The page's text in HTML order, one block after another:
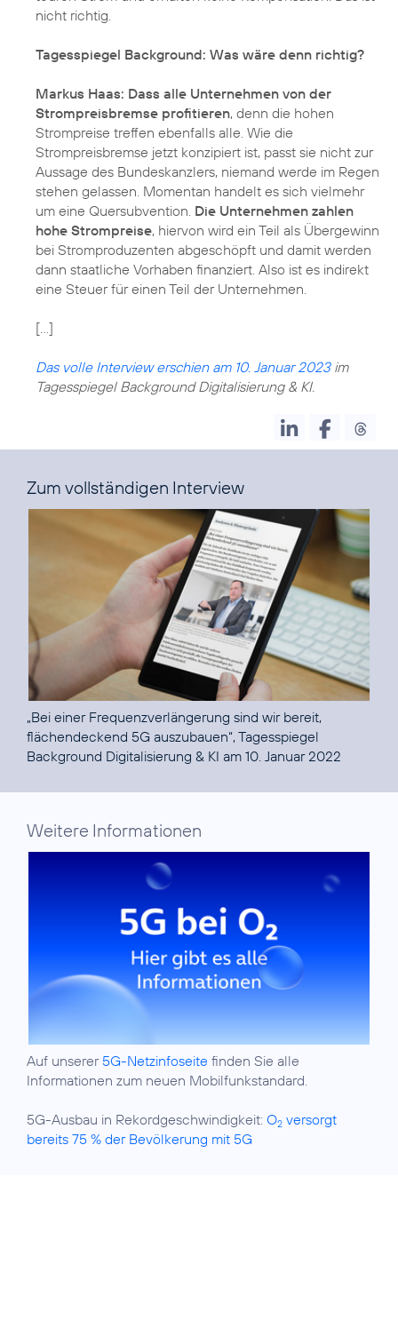
nicht richtig.
Tagesspiegel Background: Was wäre denn richtig?
Markus Haas: Dass alle Unternehmen von der
Strompreisbremse profitieren, denn die hohen
Strompreise treffen ebenfalls alle. Wie die
Strompreisbremse jetzt konzipiert ist, passt sie nicht zur
Aussage des Bundeskanzlers, niemand werde im Regen
stehen gelassen. Momentan handelt es sich vielmehr
um eine Quersubvention. Die Unternehmen zahlen
hohe Strompreise, hiervon wird ein Teil als Übergewinn
bei Stromproduzenten abgeschöpft und damit werden
dann staatliche Vorhaben finanziert. Also ist es indirekt
eine Steuer für einen Teil der Unternehmen.
[...]
Das volle Interview erschien am 10. Januar 2023im
Tagesspiegel Background Digitalisierung & KI.
Zum vollständigen Interview
„Bei einer Frequenzverlängerung sind wir bereit,
flächendeckend 5G auszubauen“, Tagesspiegel
Background Digitalisierung & KI am 10. Januar 2022
Weitere Informationen
Auf unserer 5G-Netzinfoseite finden Sie alle
Informationen zum neuen Mobilfunkstandard.
5G-Ausbau in Rekordgeschwindigkeit: O2 versorgt
bereits 75 % der Bevölkerung mit 5G